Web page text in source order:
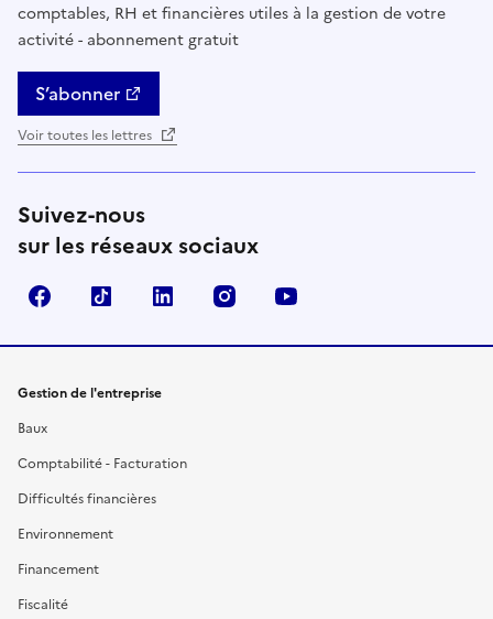
comptables, RH et financières utiles à la gestion de votre
activité - abonnement gratuit
S’abonner
Voir toutes les lettres
Suivez-nous
sur les réseaux sociaux
FacebookTikTok Linkedin Instagram
Gestion de l'entreprise
Baux
Comptabilité - Facturation
Difficultés financières
Environnement
Financement
Fiscalité